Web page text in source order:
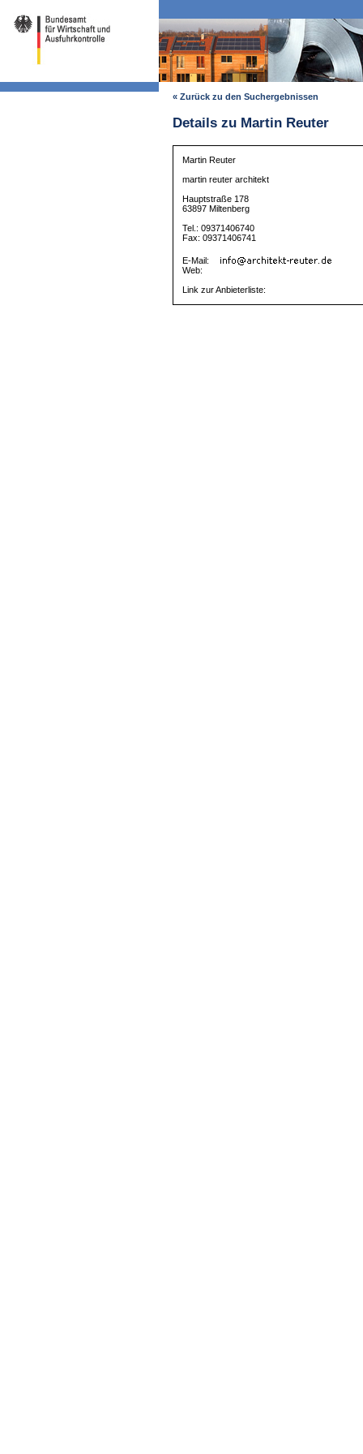
« Zurück zu den Suchergebnissen
Details zu Martin Reuter
Martin Reuter
martin reuter architekt
Hauptstraße 178
63897 Miltenberg
Tel.: 09371406740
Fax: 09371406741
E-Mail:
Web:
Link zur Anbieterliste: